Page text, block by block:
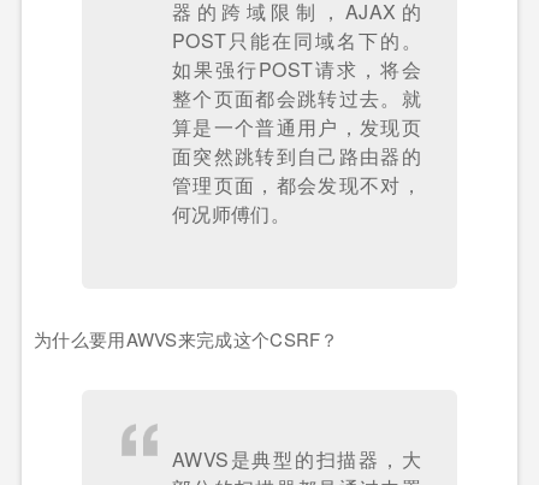
器的跨域限制，AJAX的
POST只能在同域名下的。
如果强行POST请求，将会
整个页面都会跳转过去。就
算是一个普通用户，发现页
面突然跳转到自己路由器的
管理页面，都会发现不对，
何况师傅们。
为什么要用AWVS来完成这个CSRF？
AWVS是典型的扫描器，大